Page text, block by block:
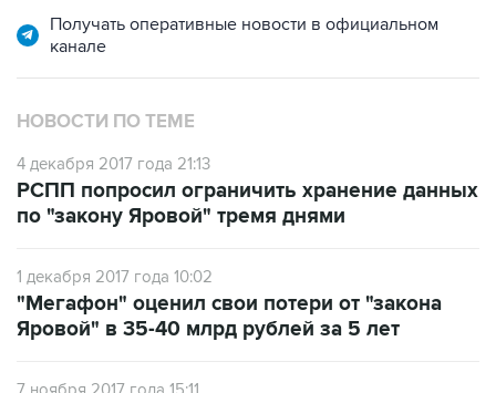
Получать оперативные новости в официальном
канале
НОВОСТИ ПО ТЕМЕ
4 декабря 2017 года 21:13
РСПП попросил ограничить хранение данных
по "закону Яровой" тремя днями
1 декабря 2017 года 10:02
"Мегафон" оценил свои потери от "закона
Яровой" в 35-40 млрд рублей за 5 лет